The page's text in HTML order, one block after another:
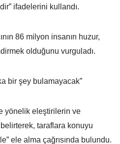
ifadelerini kullandı.
86 milyon insanın huzur,
olduğunu vurguladı.
bir şey bulamayacak”
yönelik eleştirilerin ve
taraflara konuyu
ele alma çağrısında bulundu.